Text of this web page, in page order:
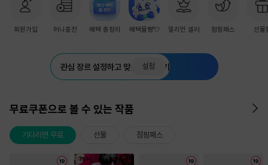
회원가입 머니충전 혜택 총정리 혜택몰빵💘 밀리언 셀러 점핑패스 선물
관심 장르 설정하고 맞춤 추천 받기
설정
무료쿠폰으로 볼 수 있는 작품
기다리면 무료 선물 점핑패스